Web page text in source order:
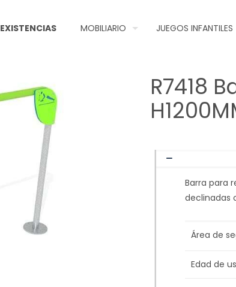
EXISTENCIAS MOBILIARIO JUEGOS INFANTILES
R7418
Barra para
declinadas
Área de
Edad de